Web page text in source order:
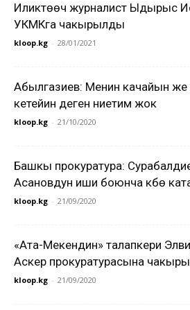
Иликтөөчү журналист Ыдырыс
УКМКга чакырылды
kloop.kg - 28/01/2021
Абылгазиев: Менин качайын
кетейин деген ниетим жок
kloop.kg - 21/10/2020
Башкы прокуратура:
Асановдун иши боюнча күбө
kloop.kg - 21/09/2020
«Ата-Мекендин» талапкери
Аскер прокуратурасына
kloop.kg - 21/09/2020